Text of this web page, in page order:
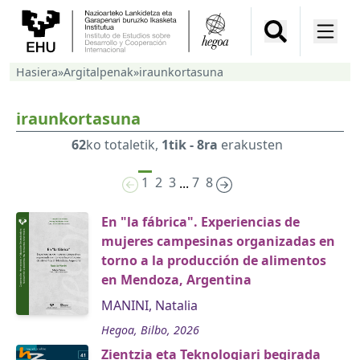
Hasiera»Argitalpenak»iraunkortasuna
iraunkortasuna
62ko totaletik, 1tik - 8ra erakusten
1 2 3 ... 7 8
En "la fábrica". Experiencias de
mujeres campesinas organizadas en
torno a la producción de alimentos
en Mendoza, Argentina
MANINI, Natalia
Hegoa, Bilbo, 2026
Zientzia eta Teknologiari begirada